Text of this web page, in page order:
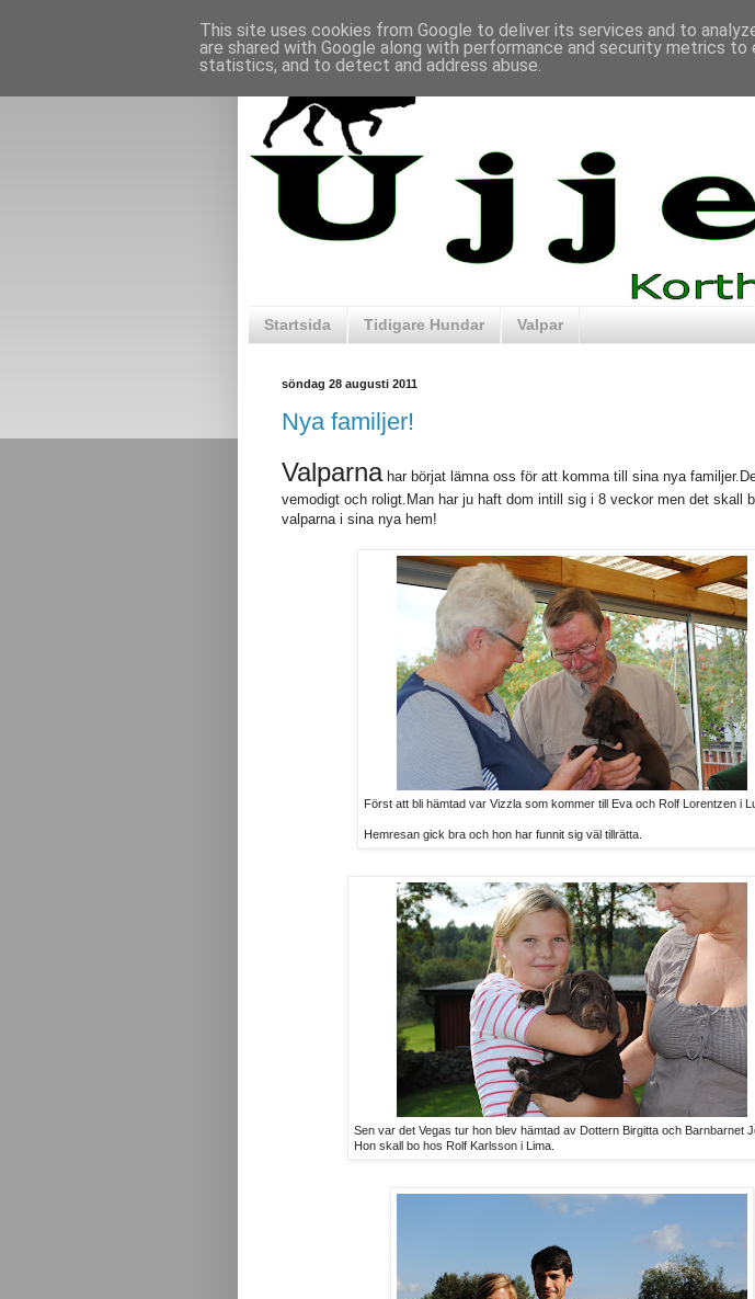
Startsida Tidigare Hundar Valpar
söndag 28 augusti 2011
Nya familjer!
Valparnahar börjat lämna oss för att komma till sina nya
vemodigt och roligt.Man har ju haft dom intill sig i 8 veckor men det skall
valparna i sina nya hem!
Först att bli hämtad var Vizzla som kommer till Eva och Rolf Lorentzen i
Hemresan gick bra och hon har funnit sig väl tillrätta.
Sen var det Vegas tur hon blev hämtad av Dottern Birgitta och Barnbarnet
Hon skall bo hos Rolf Karlsson i Lima.
This site uses cookies from Google to deliver its services and to
are shared with Google along with performance and security metrics
statistics, and to detect and address abuse.